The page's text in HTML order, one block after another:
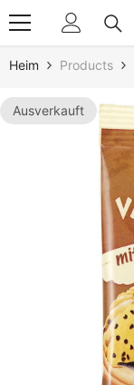
Heim Products
Ausverkauft